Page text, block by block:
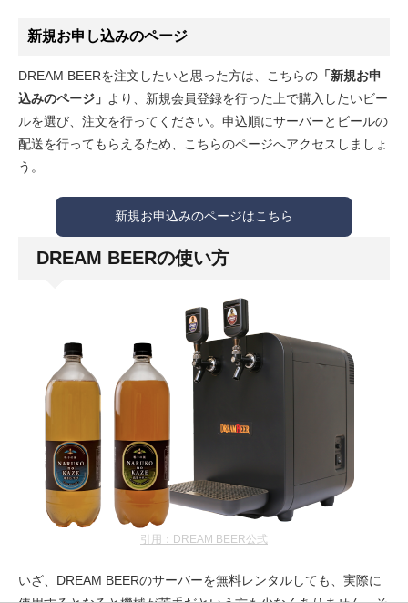
新規お申し込みのページ
DREAM BEERを注文したいと思った方は、こちらの 「新規お申
込みのページ」 より、新規会員登録を行った上で購入したいビー
ルを選び、注文を行ってください。申込順にサーバーとビールの
配送を行ってもらえるため、こちらのページへアクセスしましょ
う。
新規お申込みのページはこちら
DREAM BEERの使い方
引用：DREAM BEER公式
いざ、DREAM BEERのサーバーを無料レンタルしても、実際に